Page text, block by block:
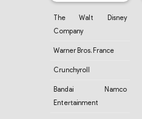
The Walt Disney
Company
Warner Bros. France
Crunchyroll
Bandai Namco
Entertainment